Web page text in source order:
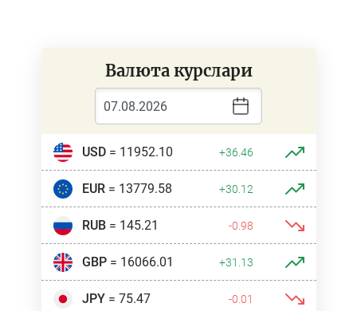
Валюта курслари
USD= 11952.10 +36.46
EUR= 13779.58 +30.12
RUB= 145.21 -0.98
GBP= 16066.01 +31.13
JPY= 75.47 -0.01